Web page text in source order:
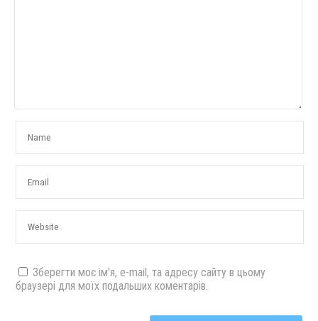
Зберегти моє ім'я, e-mail, та адресу сайту в цьому
браузері для моїх подальших коментарів.